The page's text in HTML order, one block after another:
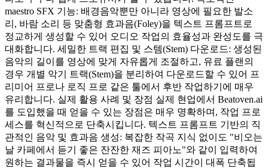
maestro SFX 기능: 배경음악뿐만 아니라 영상에 필요한 발소
리, 바람 소리 등 맞춤형 효과음(Foley)을 텍스트 프롬프트로
정교하게 생성할 수 있어 오디오 작업의 효율성과 완성도를 극
대화합니다. 세밀한 트랙 편집 및 스템(Stem) 다운로드: 생성된
음악의 길이를 영상에 맞게 자유롭게 조절하고, 유료 플랜의
경우 개별 악기 트랙(Stem)을 분리하여 다운로드할 수 있어 프
리미어 프로나 로직 프로 같은 툴에서 후반 작업하기에 매우
유리합니다. 실제 활용 사례 및 장점 실제 현업에서 Beatoven.ai
를 도입했을 때 얻을 수 있는 장점은 매우 명확하며, 작업 프로
세스를 혁신적으로 단축시킵니다. 텍스트 프롬프트 기반의 직
관적인 음악 및 효과음 생성: 복잡한 작곡 지식 없이도 "비오는
날 카페에서 듣기 좋은 잔잔한 재즈 피아노"와 같이 입력하여
원하는 결과물을 즉시 얻을 수 있어 작업 시간이 대폭 단축됩